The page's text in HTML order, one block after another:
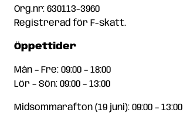
Org.nr: 630113-3960
Registrerad för F-skatt.
Öppettider
Mån – Fre: 09:00 – 18:00
Lör – Sön: 09:00 – 13:00
Midsommarafton (19 juni): 09:00 – 13:00